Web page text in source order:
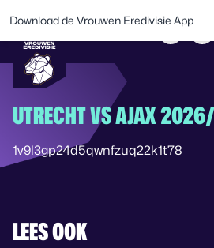
UTRECHT VS AJAX
1v9l3gp24d5qwnfzuq22k1t78
LEES OOK
Download de Vrouwen Eredivisie App